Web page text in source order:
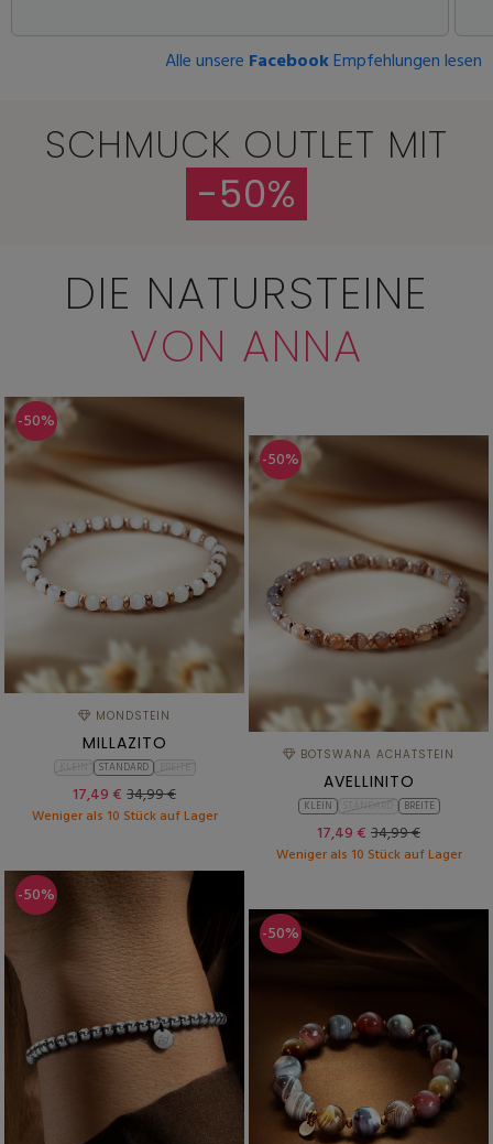
Alle unsere FacebookEmpfehlungen lesen
SCHMUCK OUTLET MIT
-50%
DIE NATURSTEINE
VON ANNA
-50%
MONDSTEIN
MILLAZITO
STANDARD
17,49 € 34,99 €
Weniger als 10 Stück auf Lager
-50%
BOTSWANA ACHATSTEIN
AVELLINITO
KLEIN BREITE
17,49 € 34,99 €
Weniger als 10 Stück auf Lager
-50%
-50%